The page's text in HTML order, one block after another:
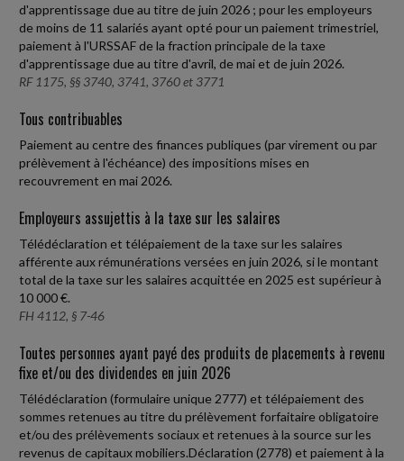
d'apprentissage due au titre de juin 2026 ; pour les employeurs
de moins de 11 salariés ayant opté pour un paiement trimestriel,
paiement à l'URSSAF de la fraction principale de la taxe
d'apprentissage due au titre d'avril, de mai et de juin 2026.
RF 1175, §§ 3740, 3741, 3760 et 3771
Tous contribuables
Paiement au centre des finances publiques (par virement ou par
prélèvement à l'échéance) des impositions mises en
recouvrement en mai 2026.
Employeurs assujettis à la taxe sur les salaires
Télédéclaration et télépaiement de la taxe sur les salaires
afférente aux rémunérations versées en juin 2026, si le montant
total de la taxe sur les salaires acquittée en 2025 est supérieur à
10 000 €.
FH 4112, § 7-46
Toutes personnes ayant payé des produits de placements à revenu
fixe et/ou des dividendes en juin 2026
Télédéclaration (formulaire unique 2777) et télépaiement des
sommes retenues au titre du prélèvement forfaitaire obligatoire
et/ou des prélèvements sociaux et retenues à la source sur les
revenus de capitaux mobiliers.Déclaration (2778) et paiement à la